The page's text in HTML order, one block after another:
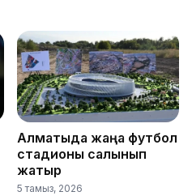
Алматыда жаңа футбол
стадионы салынып
жатыр
5 тамыз, 2026